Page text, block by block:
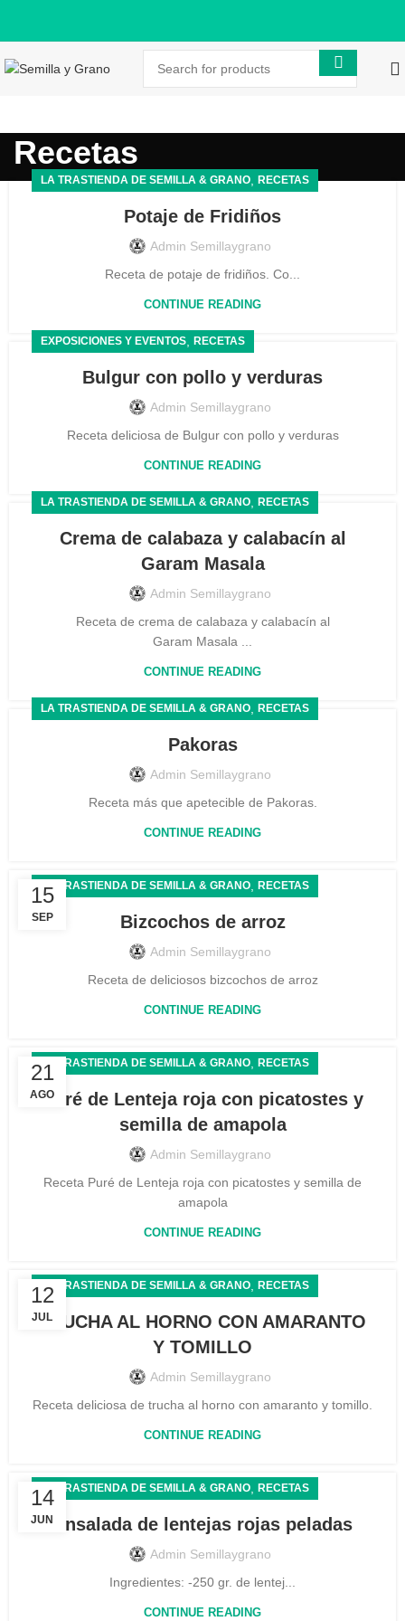
Recetas
LA TRASTIENDA DE SEMILLA & GRANO RECETAS
Potaje de Fridiños
Admin Semillaygrano
Receta de potaje de fridiños. Co...
CONTINUE READING
EXPOSICIONES Y EVENTOS RECETAS
Bulgur con pollo y verduras
Admin Semillaygrano
Receta deliciosa de Bulgur con pollo y verduras
CONTINUE READING
LA TRASTIENDA DE SEMILLA & GRANO RECETAS
Crema de calabaza y calabacín al
Garam Masala
Admin Semillaygrano
Receta de crema de calabaza y calabacín al
Garam Masala ...
CONTINUE READING
LA TRASTIENDA DE SEMILLA & GRANO RECETAS
Pakoras
Admin Semillaygrano
Receta más que apetecible de Pakoras.
CONTINUE READING
15
SEP
LA TRASTIENDA DE SEMILLA & GRANO RECETAS
Bizcochos de arroz
Admin Semillaygrano
Receta de deliciosos bizcochos de arroz
CONTINUE READING
21
AGO
LA TRASTIENDA DE SEMILLA & GRANO RECETAS
Puré de Lenteja roja con picatostes y
semilla de amapola
Admin Semillaygrano
Receta Puré de Lenteja roja con picatostes y semilla de
amapola
CONTINUE READING
12
JUL
LA TRASTIENDA DE SEMILLA & GRANO RECETAS
TRUCHA AL HORNO CON AMARANTO
Y TOMILLO
Admin Semillaygrano
Receta deliciosa de trucha al horno con amaranto y tomillo.
CONTINUE READING
14
JUN
LA TRASTIENDA DE SEMILLA & GRANO RECETAS
Ensalada de lentejas rojas peladas
Admin Semillaygrano
Ingredientes: -250 gr. de lentej...
CONTINUE READING